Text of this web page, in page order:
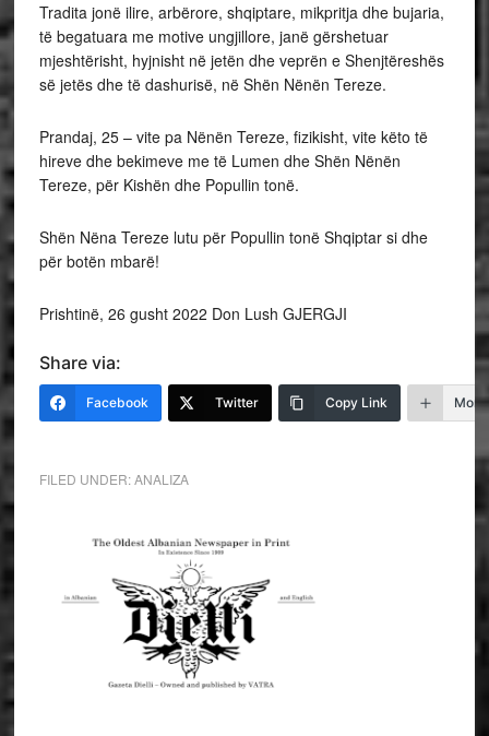
Tradita jonë ilire, arbërore, shqiptare, mikpritja dhe bujaria,
të begatuara me motive ungjillore, janë gërshetuar
mjeshtërisht, hyjnisht në jetën dhe veprën e Shenjtëreshës
së jetës dhe të dashurisë, në Shën Nënën Tereze.
Prandaj, 25 – vite pa Nënën Tereze, fizikisht, vite këto të
hireve dhe bekimeve me të Lumen dhe Shën Nënën
Tereze, për Kishën dhe Popullin tonë.
Shën Nëna Tereze lutu për Popullin tonë Shqiptar si dhe
për botën mbarë!
Prishtinë, 26 gusht 2022 Don Lush GJERGJI
Share via:
Facebook Twitter Copy Link More
FILED UNDER:ANALIZA